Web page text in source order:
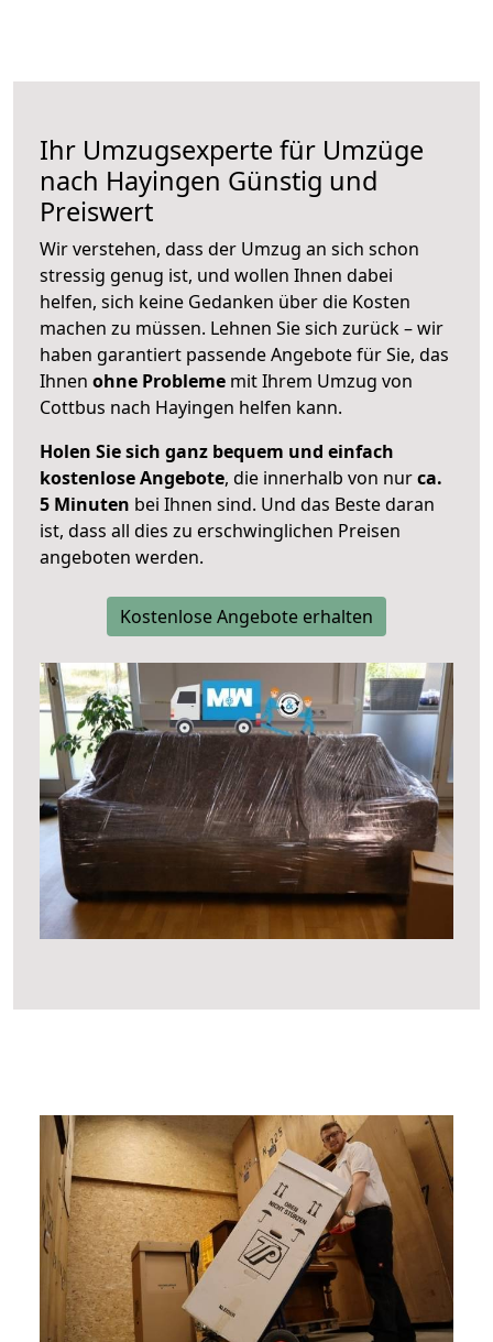
Ihr Umzugsexperte für Umzüge
nach Hayingen Günstig und
Preiswert
Wir verstehen, dass der Umzug an sich schon
stressig genug ist, und wollen Ihnen dabei
helfen, sich keine Gedanken über die Kosten
machen zu müssen. Lehnen Sie sich zurück – wir
haben garantiert passende Angebote für Sie, das
Ihnen ohne Probleme mit Ihrem Umzug von
Cottbus nach Hayingen helfen kann.
Holen Sie sich ganz bequem und einfach
kostenlose Angebote, die innerhalb von nurca.
5 Minuten bei Ihnen sind. Und das Beste daran
ist, dass all dies zu erschwinglichen Preisen
angeboten werden.
Kostenlose Angebote erhalten